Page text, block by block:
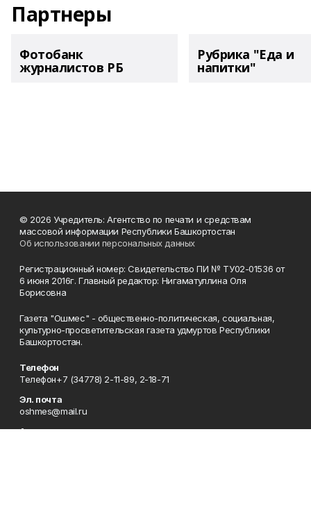
Партнеры
Фотобанк
журналистов РБ
Рубрика "Еда и
напитки"
© 2026 Учредитель: Агентство по печати и средствам
массовой информации Республики Башкортостан
Об использовании персональных данных
Регистрационный номер: Свидетельство ПИ № ТУ02-01536 от
6 июня 2016г. Главный редактор: Нигаматуллина Оля
Борисовна
Газета "Ошмес" - общественно-политическая, социальная,
культурно-просветительская газета удмуртов Республики
Башкортостан.
Телефон
Телефон+7 (34778) 2-11-89, 2-18-71
Эл. почта
oshmes@mail.ru
Адрес